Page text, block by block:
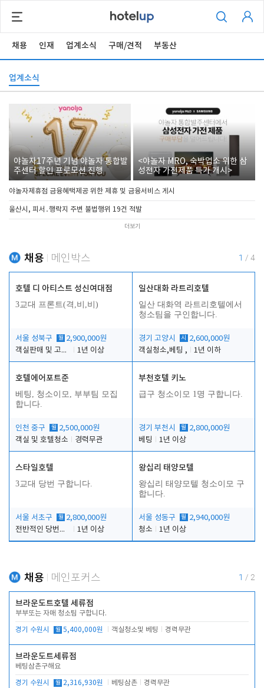
채용 인재 업계소식 구매/견적 부동산
업계소식
야놀자17주년 기념 야놀자 통합발
주센터 할인 프로모션 진행
<야놀자 MRO, 숙박업소 위한 삼
성전자 가전제품 특가 개시>
야놀자제휴점 금융혜택제공 위한 제휴 및 금융서비스 게시
울산시, 피서․행락지 주변 불법행위 19건 적발
더보기
채용 메인박스 1 / 4
호텔 디 아티스트 성신여대점
3교대 프론트(격,비,비)
서울 성북구 월 2,900,000원
객실판매 및 고객응대
1년 이상
일산대화 라트리호텔
일산 대화역 라트리호텔에서
청소팀을 구인합니다.
경기 고양시 시
2,600,000원
객실청소,베팅 ,
1년 이하
호텔에어포트준
베팅, 청소이모, 부부팀 모집
합니다.
인천 중구 월 2,500,000원
객실 및 호텔청소
경력무관
부천호텔 키노
급구 청소이모 1명 구합니다.
경기 부천시 월 2,800,000원
베팅
1년 이상
스타일호텔
3교대 당번 구합니다.
서울 서초구 월 2,800,000원
전반적인 당번업무
1년 이상
왕십리 태양모텔
왕십리 태양모텔 청소이모 구
합니다.
서울 성동구 월 2,940,000원
청소
1년 이상
채용 메인포커스 1 / 2
브라운도트호텔 세류점
부부또는 자매 청소팀 구합니다.
경기 수원시 월 5,400,000원 객실청소및 베팅 경력무관
브라운도트세류점
베팅삼촌구해요
경기 수원시 월 2,316,930원 베팅삼촌 경력무관